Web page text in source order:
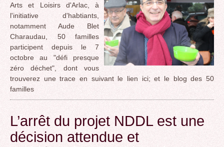
Arts et Loisirs d'Arlac, à
l'initiative d'habtiants,
notamment Aude Blet
Charaudau, 50 familles
participent depuis le 7
octobre au "défi presque
zéro déchet", dont vous
trouverez une trace en suivant le lien ici; et le blog des 50
familles
L’arrêt du projet NDDL est une
décision attendue et